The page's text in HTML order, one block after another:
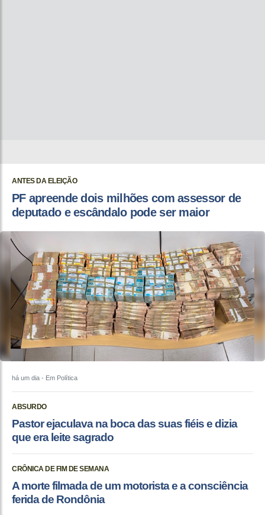
ANTES DA ELEIÇÃO
PF apreende dois milhões com assessor de
deputado e escândalo pode ser maior
há um dia - Em Política
ABSURDO
Pastor ejaculava na boca das suas fiéis e dizia
que era leite sagrado
CRÔNICA DE FIM DE SEMANA
A morte filmada de um motorista e a consciência
ferida de Rondônia